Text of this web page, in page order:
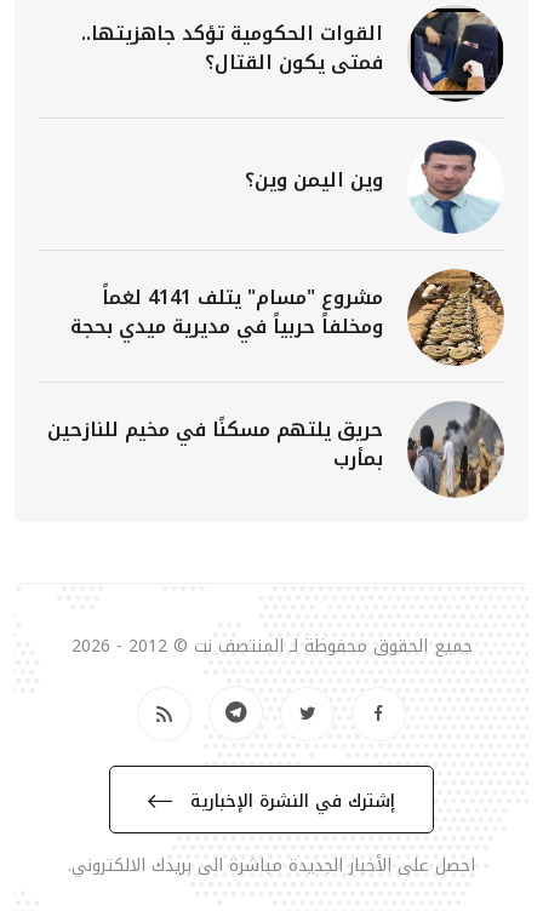
القوات الحكومية تؤكد جاهزيتها..
فمتى يكون القتال؟
وين اليمن وين؟
مشروع "مسام" يتلف 4141 لغماً
ومخلفاً حربياً في مديرية ميدي بحجة
حريق يلتهم مسكنًا في مخيم للنازحين
بمأرب
جميع الحقوق محفوظة لـ المنتصف نت © 2012 - 2026
إشترك في النشرة الإخبارية
احصل على الأخبار الجديدة مباشرة الى بريدك الالكتروني.